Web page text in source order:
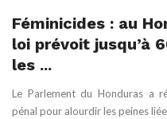
Féminicides : au
loi prévoit jusqu’à
les ...
Le Parlement du Honduras a
pénal pour alourdir les peines